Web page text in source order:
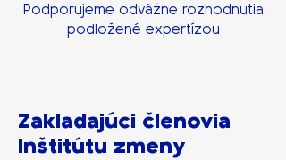
Podporujeme odvážne rozhodnutia
podložené expertízou
Zakladajúci členovia
Inštitútu zmeny